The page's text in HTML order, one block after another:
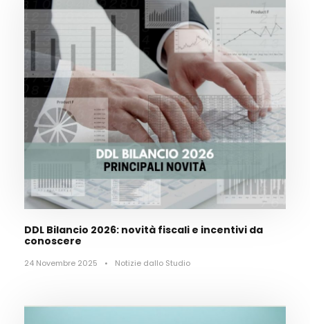
DDL Bilancio 2026: novità fiscali e incentivi da
conoscere
24 Novembre 2025 • Notizie dallo Studio